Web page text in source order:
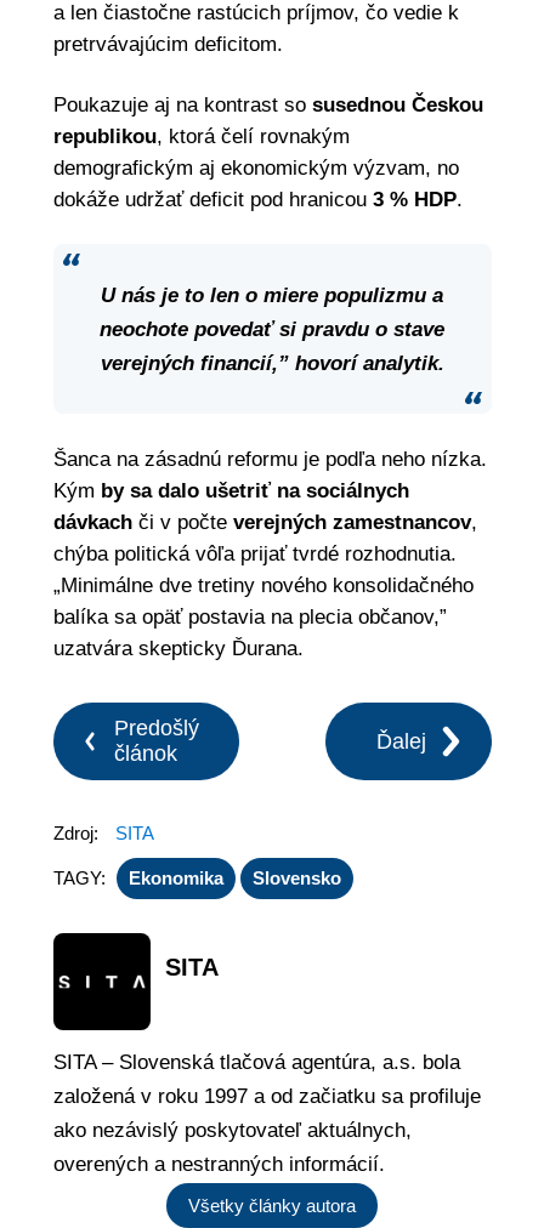
a len čiastočne rastúcich príjmov, čo vedie k
pretrvávajúcim deficitom.
Poukazuje aj na kontrast so susednou Českou
republikou, ktorá čelí rovnakým
demografickým aj ekonomickým výzvam, no
dokáže udržať deficit pod hranicou 3 % HDP.
U nás je to len o miere populizmu a
neochote povedať si pravdu o stave
verejných financií,” hovorí analytik.
Šanca na zásadnú reformu je podľa neho nízka.
Kým by sa dalo ušetriť na sociálnych
dávkachči v počte verejných zamestnancov,
chýba politická vôľa prijať tvrdé rozhodnutia.
„Minimálne dve tretiny nového konsolidačného
balíka sa opäť postavia na plecia občanov,”
uzatvára skepticky Ďurana.
Predošlý
článok
Ďalej
Zdroj: SITA
TAGY: Ekonomika Slovensko
SITA
SITA – Slovenská tlačová agentúra, a.s. bola
založená v roku 1997 a od začiatku sa profiluje
ako nezávislý poskytovateľ aktuálnych,
overených a nestranných informácií.
Všetky články autora